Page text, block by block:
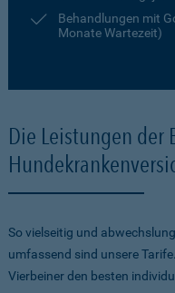
Behandlungen mit
Monate Wartezeit)
Die Leistungen der
So vielseitig und
umfassend sind unsere
Vierbeiner den besten